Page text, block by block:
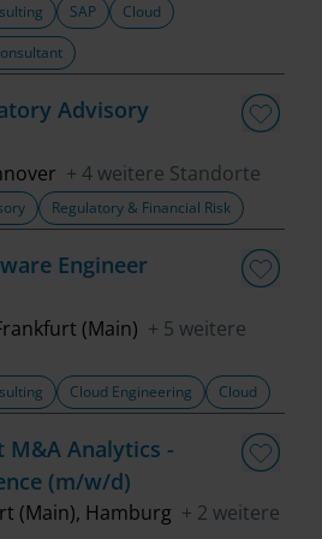
SAP
Cloud
Advisory
+ 4 weitere Standorte
Regulatory & Financial Risk
Engineer
(Main) + 5 weitere
Cloud Engineering Cloud
M&A Analytics -
(m/w/d)
(Main), Hamburg + 2 weitere